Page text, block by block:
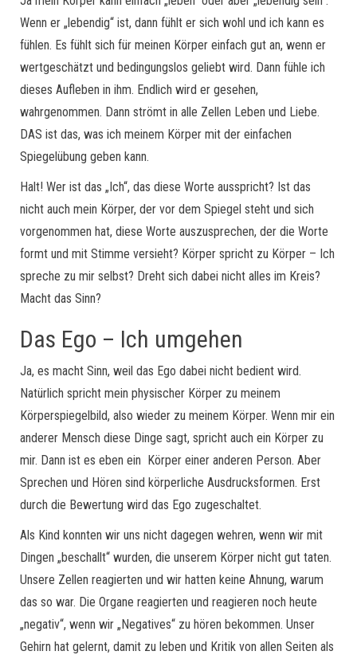
Wenn er „lebendig“ ist, dann fühlt er sich wohl und ich kann es
fühlen. Es fühlt sich für meinen Körper einfach gut an, wenn er
wertgeschätzt und bedingungslos geliebt wird. Dann fühle ich
dieses Aufleben in ihm. Endlich wird er gesehen,
wahrgenommen. Dann strömt in alle Zellen Leben und Liebe.
DAS ist das, was ich meinem Körper mit der einfachen
Spiegelübung geben kann.
Halt! Wer ist das „Ich“, das diese Worte ausspricht? Ist das
nicht auch mein Körper, der vor dem Spiegel steht und sich
vorgenommen hat, diese Worte auszusprechen, der die Worte
formt und mit Stimme versieht? Körper spricht zu Körper – Ich
spreche zu mir selbst? Dreht sich dabei nicht alles im Kreis?
Macht das Sinn?
Das Ego – Ich umgehen
Ja, es macht Sinn, weil das Ego dabei nicht bedient wird.
Natürlich spricht mein physischer Körper zu meinem
Körperspiegelbild, also wieder zu meinem Körper. Wenn mir ein
anderer Mensch diese Dinge sagt, spricht auch ein Körper zu
mir. Dann ist es eben ein Körper einer anderen Person. Aber
Sprechen und Hören sind körperliche Ausdrucksformen. Erst
durch die Bewertung wird das Ego zugeschaltet.
Als Kind konnten wir uns nicht dagegen wehren, wenn wir mit
Dingen „beschallt“ wurden, die unserem Körper nicht gut taten.
Unsere Zellen reagierten und wir hatten keine Ahnung, warum
das so war. Die Organe reagierten und reagieren noch heute
„negativ“, wenn wir „Negatives“ zu hören bekommen. Unser
Gehirn hat gelernt, damit zu leben und Kritik von allen Seiten als